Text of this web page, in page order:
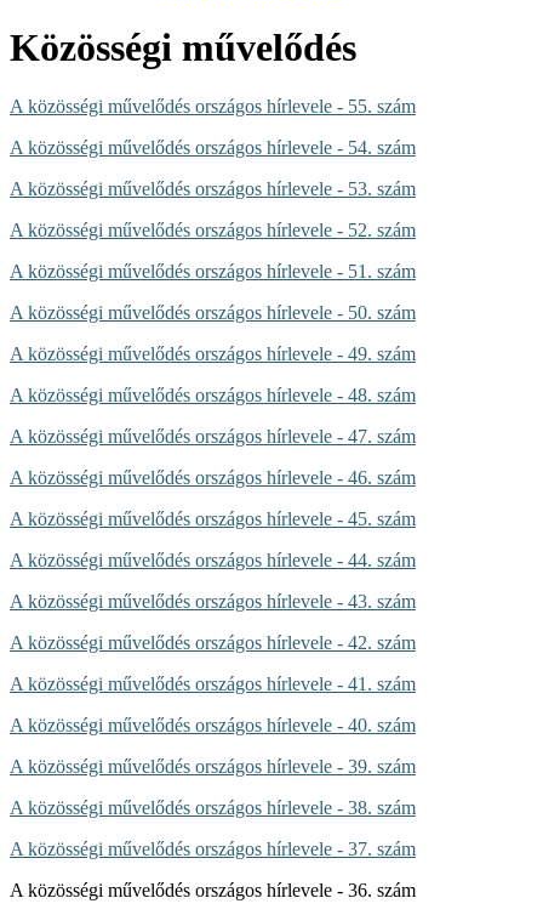
Közösségi művelődés
A közösségi művelődés országos hírlevele - 55. szám
A közösségi művelődés országos hírlevele - 54. szám
A közösségi művelődés országos hírlevele - 53. szám
A közösségi művelődés országos hírlevele - 52. szám
A közösségi művelődés országos hírlevele - 51. szám
A közösségi művelődés országos hírlevele - 50. szám
A közösségi művelődés országos hírlevele - 49. szám
A közösségi művelődés országos hírlevele - 48. szám
A közösségi művelődés országos hírlevele - 47. szám
A közösségi művelődés országos hírlevele - 46. szám
A közösségi művelődés országos hírlevele - 45. szám
A közösségi művelődés országos hírlevele - 44. szám
A közösségi művelődés országos hírlevele - 43. szám
A közösségi művelődés országos hírlevele - 42. szám
A közösségi művelődés országos hírlevele - 41. szám
A közösségi művelődés országos hírlevele - 40. szám
A közösségi művelődés országos hírlevele - 39. szám
A közösségi művelődés országos hírlevele - 38. szám
A közösségi művelődés országos hírlevele - 37. szám
A közösségi művelődés országos hírlevele - 36. szám